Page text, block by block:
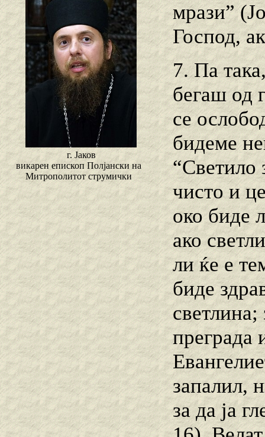
г. Јаков
викарен епископ Полјански на
Митрополитот струмички
мрази”
Господ,
7. Па
бегаш од
се
бидеме
“Светило
чисто и
око биде
ако
ли ќе е
биде
преграда
запалил,
за да ја